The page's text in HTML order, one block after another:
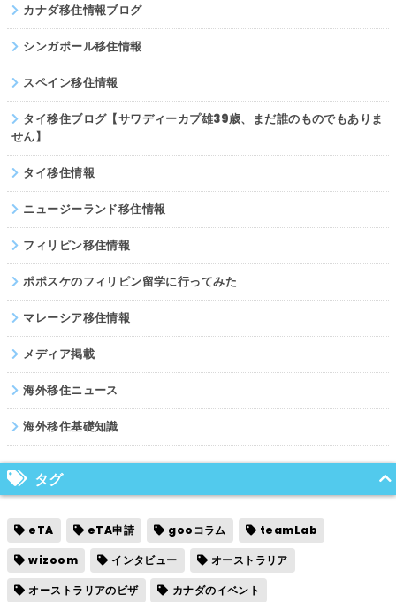
カナダ移住情報ブログ
シンガポール移住情報
スペイン移住情報
タイ移住ブログ【サワディーカプ雄39歳、まだ誰のものでもありま
せん】
タイ移住情報
ニュージーランド移住情報
フィリピン移住情報
ポポスケのフィリピン留学に行ってみた
マレーシア移住情報
メディア掲載
海外移住ニュース
海外移住基礎知識
タグ
eTA eTA申請 gooコラム
teamLab
wizoom
インタビュー
オーストラリア
オーストラリアのビザ
カナダのイベント